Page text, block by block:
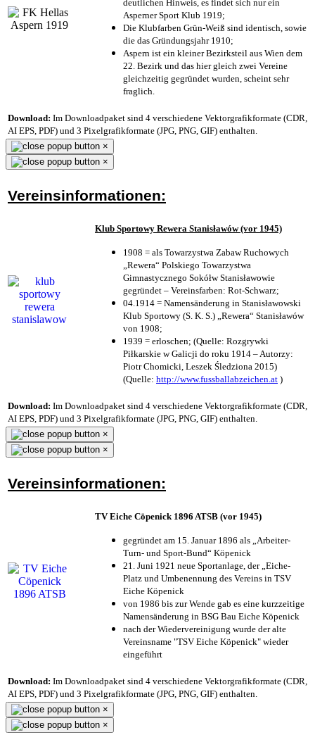
deutlichen Hinweis, es findet sich nur ein
Asperner Sport Klub 1919;
Die Klubfarben Grün-Weiß sind identisch, sowie
die das Gründungsjahr 1910;
Aspern ist ein kleiner Bezirksteil aus Wien dem
22. Bezirk und das hier gleich zwei Vereine
gleichzeitig gegründet wurden, scheint sehr
fraglich.
Download: Im Downloadpaket sind 4 verschiedene Vektorgrafikformate (CDR,
AI EPS, PDF) und 3 Pixelgrafikformate (JPG, PNG, GIF) enthalten.
×
×
Vereinsinformationen:
Klub Sportowy Rewera Stanisławów (vor 1945)
1908 = als Towarzystwa Zabaw Ruchowych
„Rewera“ Polskiego Towarzystwa
Gimnastycznego Sokółw Stanisławowie
gegründet – Vereinsfarben: Rot-Schwarz;
04.1914 = Namensänderung in Stanisławowski
Klub Sportowy (S. K. S.) „Rewera“ Stanisławów
von 1908;
1939 = erloschen; (Quelle: Rozgrywki
Piłkarskie w Galicji do roku 1914 – Autorzy:
Piotr Chomicki, Leszek Śledziona 2015)
(Quelle: http://www.fussballabzeichen.at )
Download: Im Downloadpaket sind 4 verschiedene Vektorgrafikformate (CDR,
AI EPS, PDF) und 3 Pixelgrafikformate (JPG, PNG, GIF) enthalten.
×
×
Vereinsinformationen:
TV Eiche Cöpenick 1896 ATSB (vor 1945)
gegründet am 15. Januar 1896 als „Arbeiter-
Turn- und Sport-Bund“ Köpenick
21. Juni 1921 neue Sportanlage, der „Eiche-
Platz und Umbenennung des Vereins in TSV
Eiche Köpenick
von 1986 bis zur Wende gab es eine kurzzeitige
Namensänderung in BSG Bau Eiche Köpenick
nach der Wiedervereinigung wurde der alte
Vereinsname "TSV Eiche Köpenick" wieder
eingeführt
Download: Im Downloadpaket sind 4 verschiedene Vektorgrafikformate (CDR,
AI EPS, PDF) und 3 Pixelgrafikformate (JPG, PNG, GIF) enthalten.
×
×